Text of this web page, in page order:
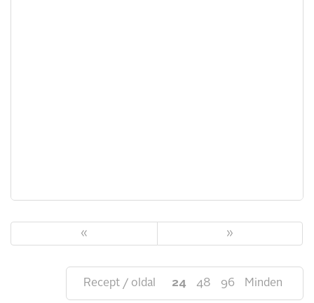
« »
Recept / oldal 24 48 96 Minden